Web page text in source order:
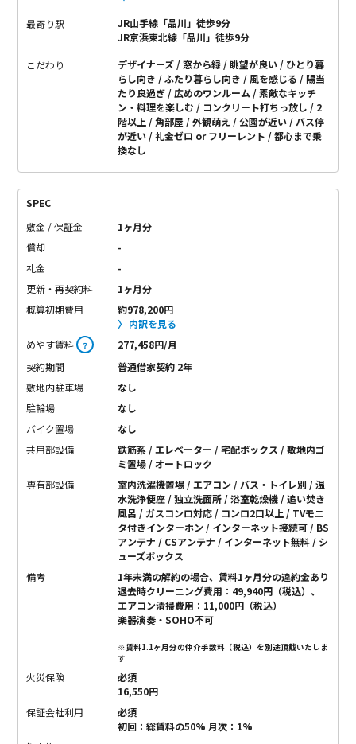
最寄り駅
JR山手線「品川」徒歩9分
JR京浜東北線「品川」徒歩9分
こだわり デザイナーズ 窓から緑 眺望が良い
ひとり暮
らし向き
ふたり暮らし向き 風を感じる
陽当
たり良過ぎ
広めのワンルーム
素敵なキッチ
ン・料理を楽しむ
コンクリート打ちっ放し
2
階以上
角部屋 外観萌え 公園が近い
バス停
が近い
礼金ゼロ or フリーレント
都心まで乗
換なし
SPEC
敷金 / 保証金
1ヶ月分
償却
-
礼金
-
更新・再契約料
1ヶ月分
概算初期費用
約978,200円
内訳を見る
めやす賃料 ？
277,458円/月
契約期間
普通借家契約 2年
敷地内駐車場
なし
駐輪場
なし
バイク置場
なし
共用部設備
鉄筋系 / エレベーター / 宅配ボックス / 敷地内ゴ
ミ置場 / オートロック
専有部設備
室内洗濯機置場 / エアコン / バス・トイレ別 / 温
水洗浄便座 / 独立洗面所 / 浴室乾燥機 / 追い焚き
風呂 / ガスコンロ対応 / コンロ2口以上 / TVモニ
タ付きインターホン / インターネット接続可 / BS
アンテナ / CSアンテナ / インターネット無料 / シ
ューズボックス
備考
1年未満の解約の場合、賃料1ヶ月分の違約金あり
退去時クリーニング費用：49,940円（税込）、
エアコン清掃費用：11,000円（税込）
楽器演奏・SOHO不可
※賃料1.1ヶ月分の仲介手数料（税込）を別途頂戴いたしま
す
火災保険
必須
16,550円
保証会社利用
必須
初回：総賃料の50% 月次：1%